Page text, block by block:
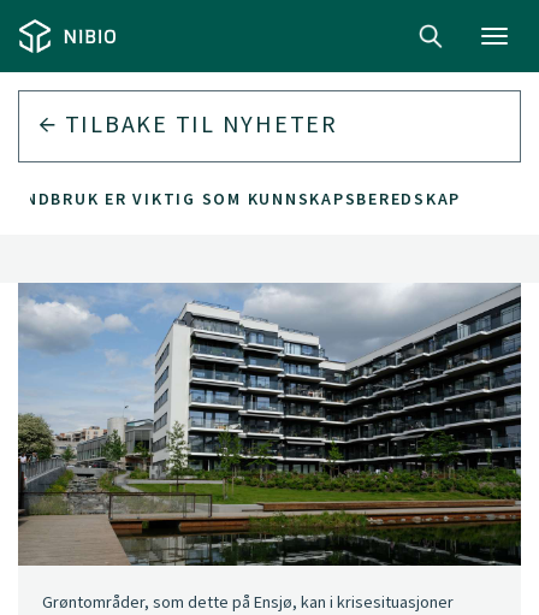
TILBAKE TIL NYHETER
ER VIKTIG SOM KUNNSKAPSBEREDSKAP
Grøntområder, som dette på Ensjø, kan i krisesituasjoner